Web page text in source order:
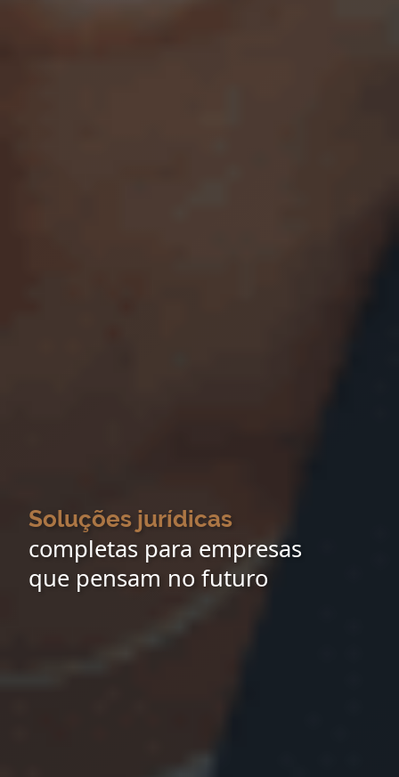
Soluções jurídicas
completas para empresas
que pensam no futuro